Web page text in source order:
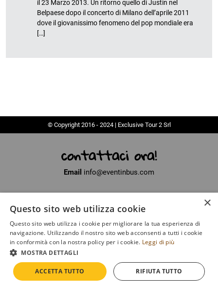
il 23 Marzo 2013. Un ritorno quello di Justin nel
Belpaese dopo il concerto di Milano dell’aprile 2011
dove il giovanissimo fenomeno del pop mondiale era
[…]
© Copyright 2016 - 2024 | Exclusive Tour 2 Srl
contattaci ora!
Email info@eventinbus.com
Partita Iva01371040450
Iscritto al registro delle Imprese di La Spezia
Numero di iscrizioneSP - 135649
DEVELOPED BY EMOTION DESIGN
×
Questo sito web utilizza cookie
Questo sito web utilizza i cookie per migliorare la tua esperienza di
navigazione. Utilizzando il nostro sito web acconsenti a tutti i cookie
in conformità con la nostra policy per i cookie. Leggi di più
MOSTRA DETTAGLI
ACCETTA TUTTO RIFIUTA TUTTO